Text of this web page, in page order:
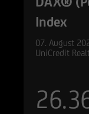
Index
07. August
UniCredit